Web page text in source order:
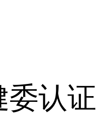
委认证